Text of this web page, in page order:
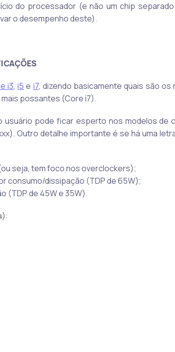
do processador (e não um chip
o desempenho deste).
i3,i5 e i7, dizendo basicamente quais são os
possantes (Core i7).
pode ficar esperto nos modelos de
Outro detalhe importante é se há uma
seja, tem foco nos overclockers);
consumo/dissipação (TDP de 65W);
(TDP de 45W e 35W).